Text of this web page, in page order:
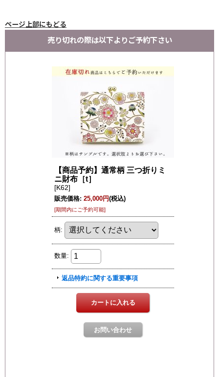
ページ上部にもどる
売り切れの際は以下よりご予約下さい